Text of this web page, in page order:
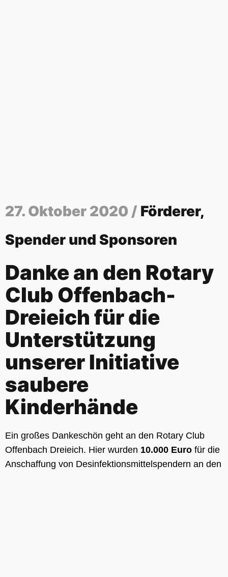
27. Oktober 2020 / Förderer,
Spender und Sponsoren
Danke an den Rotary
Club Offenbach-
Dreieich für die
Unterstützung
unserer Initiative
saubere
Kinderhände
Ein großes Dankeschön geht an den Rotary Club
Offenbach Dreieich. Hier wurden 10.000 Euro für die
Anschaffung von Desinfektionsmittelspendern an den